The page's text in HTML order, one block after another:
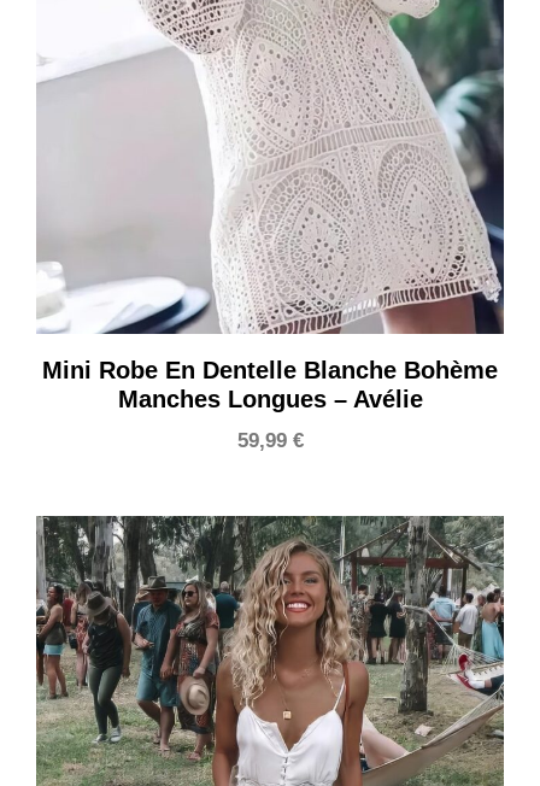
Mini Robe En Dentelle Blanche Bohème
Manches Longues – Avélie
59,99 €